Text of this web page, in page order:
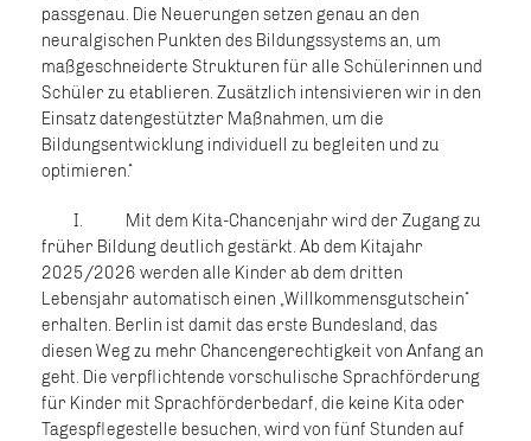
passgenau. Die Neuerungen setzen genau an den
neuralgischen Punkten des Bildungssystems an, um
maßgeschneiderte Strukturen für alle Schülerinnen und
Schüler zu etablieren. Zusätzlich intensivieren wir in den
Einsatz datengestützter Maßnahmen, um die
Bildungsentwicklung individuell zu begleiten und zu
optimieren.“
I. Mit dem Kita-Chancenjahr wird der Zugang zu
früher Bildung deutlich gestärkt. Ab dem Kitajahr
2025/2026 werden alle Kinder ab dem dritten
Lebensjahr automatisch einen „Willkommensgutschein“
erhalten. Berlin ist damit das erste Bundesland, das
diesen Weg zu mehr Chancengerechtigkeit von Anfang an
geht. Die verpflichtende vorschulische Sprachförderung
für Kinder mit Sprachförderbedarf, die keine Kita oder
Tagespflegestelle besuchen, wird von fünf Stunden auf